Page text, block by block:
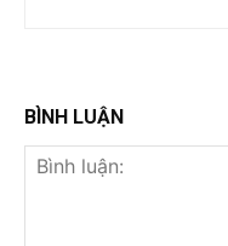
BÌNH LUẬN